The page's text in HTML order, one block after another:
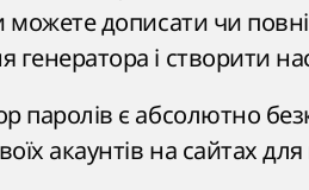
можете дописати чи
генератора і створити
паролів є абсолютно
акаунтів на сайтах